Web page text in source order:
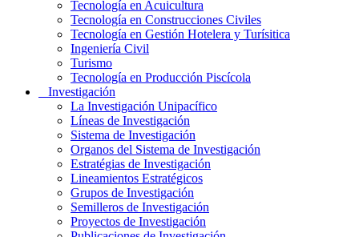
Tecnología en Acuicultura
Tecnología en Construcciones Civiles
Tecnología en Gestión Hotelera y Turísitica
Ingeniería Civil
Turismo
Tecnología en Producción Piscícola
Investigación
La Investigación Unipacífico
Líneas de Investigación
Sistema de Investigación
Organos del Sistema de Investigación
Estratégias de Investigación
Lineamientos Estratégicos
Grupos de Investigación
Semilleros de Investigación
Proyectos de Investigación